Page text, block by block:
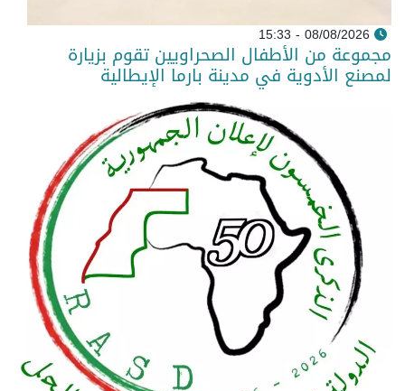
08/08/2026 - 15:33
مجموعة من الأطفال الصحراويين تقوم بزيارة
لمصنع الأدوية في مدينة بارما الإيطالية